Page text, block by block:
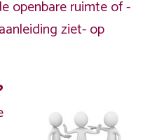
openbare ruimte of -
ziet- op